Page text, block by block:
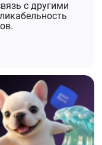
с другими